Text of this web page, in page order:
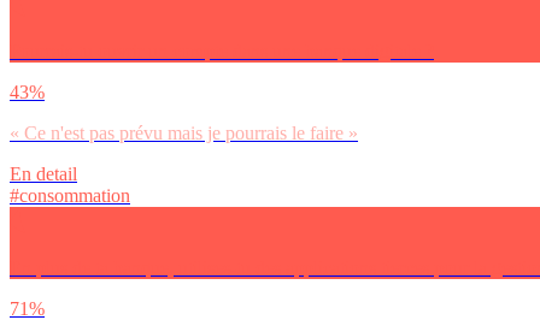
43%
« Ce n'est pas prévu mais je pourrais le faire »
En detail
#consommation
71%